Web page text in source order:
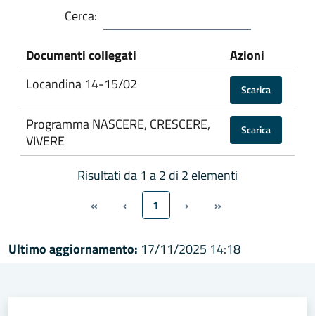
Cerca:
Documenti collegati
Azioni
Locandina 14-15/02
Scarica
Programma NASCERE, CRESCERE,
VIVERE
Scarica
Risultati da 1 a 2 di 2 elementi
« ‹ 1 › »
Ultimo aggiornamento: 17/11/2025 14:18